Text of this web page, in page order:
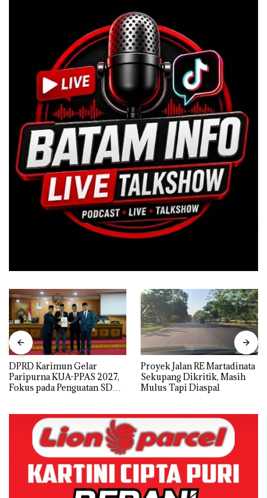
DPRD Karimun Gelar
Paripurna KUA-PPAS 2027,
Fokus pada Penguatan SDM,
Proyek Jalan RE Martadinata
Sekupang Dikritik, Masih
Mulus Tapi Diaspal